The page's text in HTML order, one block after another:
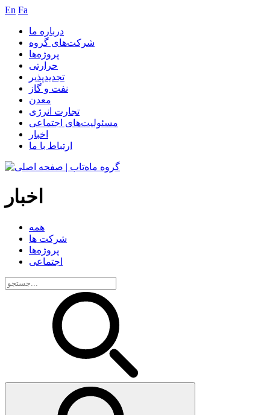
En Fa
درباره ما
شرکت‌های گروه
پروژه‌ها
حرارتی
تجدیدپذیر
نفت و گاز
معدن
تجارت انرژی
مسئولیت‌های اجتماعی
اخبار
ارتباط با ما
اخبار
همه
شرکت ها
پروژه‌ها
اجتماعی